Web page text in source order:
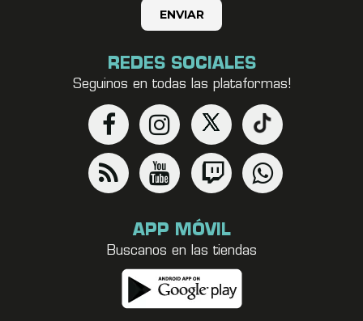
REDES SOCIALES
Seguinos en todas las plataformas!
APP MÓVIL
Buscanos en las tiendas